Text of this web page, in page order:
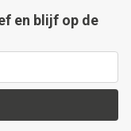
en blijf op de